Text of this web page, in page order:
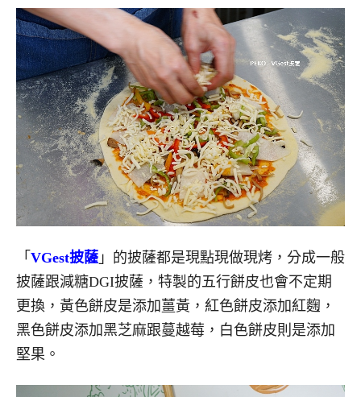
「 VGest披薩 」的披薩都是現點現做現烤，分成一般
披薩跟減糖DGI披薩，特製的五行餅皮也會不定期
更換，黃色餅皮是添加薑黃，紅色餅皮添加紅麴，
黑色餅皮添加黑芝麻跟蔓越莓，白色餅皮則是添加
堅果。